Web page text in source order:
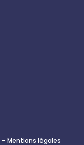
– Mentions légales